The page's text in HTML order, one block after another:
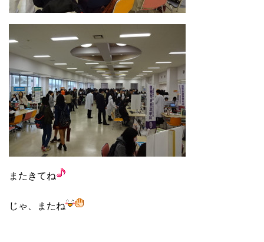
またきてね
じゃ、またね